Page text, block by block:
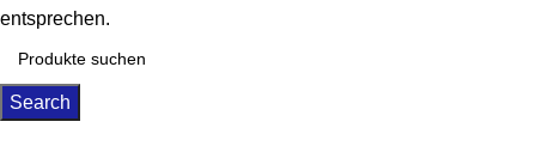
entsprechen.
Search